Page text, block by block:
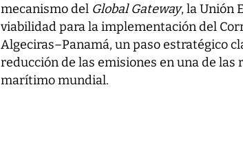
mecanismo del Global Gateway, la Unión
viabilidad para la implementación del
Algeciras–Panamá, un paso estratégico
reducción de las emisiones en una de
marítimo mundial.